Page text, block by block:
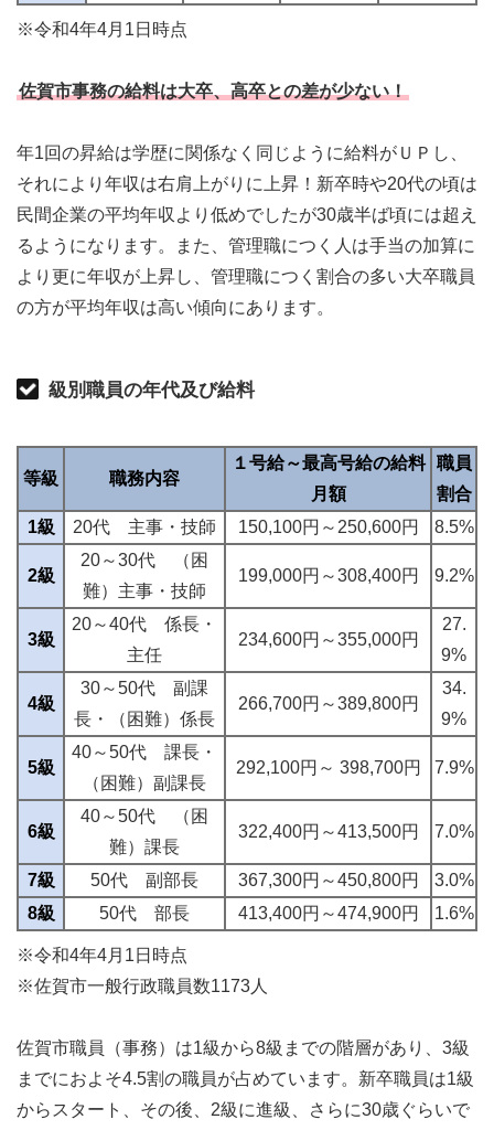
※令和4年4月1日時点
佐賀市事務の給料は大卒、高卒との差が少ない！
年1回の昇給は学歴に関係なく同じように給料がＵＰし、
それにより年収は右肩上がりに上昇！新卒時や20代の頃は
民間企業の平均年収より低めでしたが30歳半ば頃には超え
るようになります。また、管理職につく人は手当の加算に
より更に年収が上昇し、管理職につく割合の多い大卒職員
の方が平均年収は高い傾向にあります。
級別職員の年代及び給料
等級 職務内容
１号給～最高号給の給料
月額
職員
割合
1級
20代 主事・技師 150,100円～250,600円 8.5%
2級
20～30代 （困
難）主事・技師
199,000円～308,400円 9.2%
3級
20～40代 係長・
主任
234,600円～355,000円
27.
9%
4級
30～50代 副課
長・（困難）係長
266,700円～389,800円
34.
9%
5級
40～50代 課長・
（困難）副課長
292,100円～ 398,700円 7.9%
6級
40～50代 （困
難）課長
322,400円～413,500円 7.0%
7級 50代 副部長 367,300円～450,800円
3.0%
8級
50代 部長 413,400円～474,900円 1.6%
※令和4年4月1日時点
※佐賀市一般行政職員数1173人
佐賀市職員（事務）は1級から8級までの階層があり、3級
までにおよそ4.5割の職員が占めています。新卒職員は1級
からスタート、その後、2級に進級、さらに30歳ぐらいで